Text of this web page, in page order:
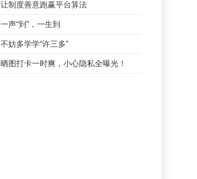
让制度善意跑赢平台算法
一声“到”，一生到
不妨多学学“许三多”
晒图打卡一时爽，小心隐私全曝光！